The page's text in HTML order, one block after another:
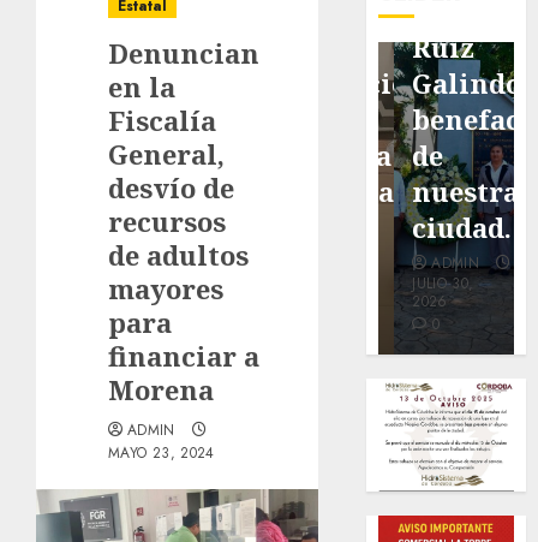
Estatal
Denuncian
en la
Fiscalía
General,
desvío de
recursos
de adultos
mayores
para
financiar a
Morena
ADMIN
MAYO 23, 2024
pavimentación
de San
Marcial
será
mejorada.
Interviene
CASF
ADMIN
JULIO 27,
2026
0
exposición
Antonio
Ruiz
Galindo,
de
nuestra
ciudad.
ADMIN
JULIO 30,
2026
0